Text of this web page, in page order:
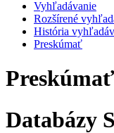
Vyhľadávanie
Rozšírené
História
Preskúmať
Preskúmať
Databázy